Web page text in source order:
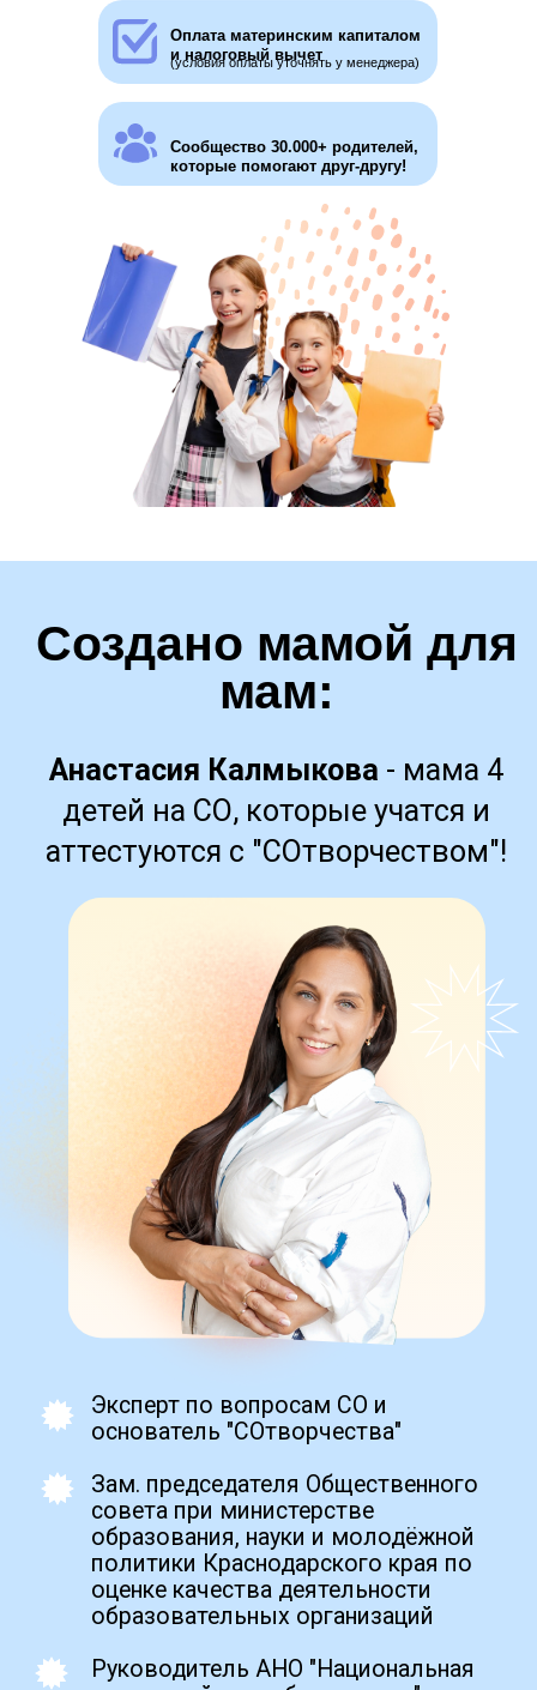
Оплата материнским капиталом
и налоговый вычет
Сообщество 30.000+ родителей,
которые помогают друг-другу!
(условия оплаты уточнять у менеджера)
Эксперт по вопросам СО и
основатель "СОтворчества"
Зам. председателя Общественного
совета при министерстве
образования, науки и молодёжной
политики Краснодарского края по
оценке качества деятельности
образовательных организаций
Руководитель АНО "Национальная
лига семейного образования"
Zero
create your own
block from scratch
ПОПРОБУЙТЕ
БЕСПЛАТНО
игровые тренажеры для подготовки,
которые так любят дети!
демотесты для уверенности,
подобные аттестационным
аттестация
(ПА):